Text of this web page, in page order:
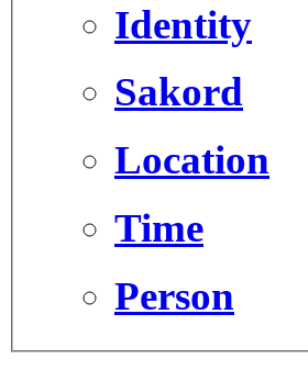
Identity
Sakord
Location
Time
Person